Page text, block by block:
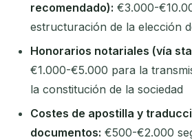
recomendado): €3.000-
estructuración de la elección
Honorarios notariales (vía
€1.000-€5.000 para la
la constitución de la sociedad
Costes de apostilla y
documentos: €500-€2.000